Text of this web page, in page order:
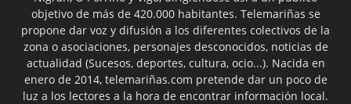
objetivo de más de 420.000 habitantes. Telemariñas se
propone dar voz y difusión a los diferentes colectivos de la
zona o asociaciones, personajes desconocidos, noticias de
actualidad (Sucesos, deportes, cultura, ocio...). Nacida en
enero de 2014, telemariñas.com pretende dar un poco de
luz a los lectores a la hora de encontrar información local.